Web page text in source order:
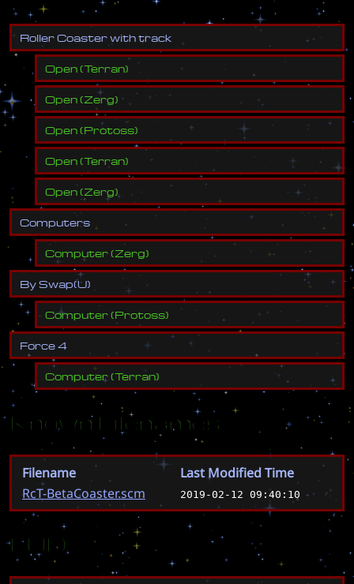
RollerCoasterwithtrack
Open(Terran)
Open(Zerg)
Open(Protoss)
Open(Terran)
Open(Zerg)
Computers
Computer(Zerg)
BySwap(U)
Computer(Protoss)
Force4
Computer(Terran)
Known Filenames
Filename
Last Modified Time
RcT-BetaCoaster.scm
2019-02-12 09:40:10
EUD